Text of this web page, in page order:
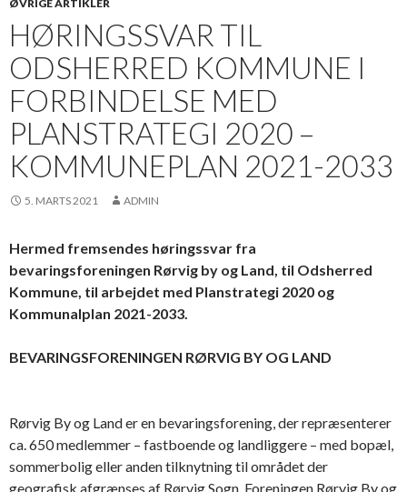
ØVRIGE ARTIKLER
HØRINGSSVAR TIL
ODSHERRED KOMMUNE I
FORBINDELSE MED
PLANSTRATEGI 2020 –
KOMMUNEPLAN 2021-2033
5. MARTS 2021 ADMIN
Hermed fremsendes høringssvar fra
bevaringsforeningen Rørvig by og Land, til Odsherred
Kommune, til arbejdet med Planstrategi 2020 og
Kommunalplan 2021-2033.
BEVARINGSFORENINGEN RØRVIG BY OG LAND
Rørvig By og Land er en bevaringsforening, der repræsenterer
ca. 650 medlemmer – fastboende og landliggere – med bopæl,
sommerbolig eller anden tilknytning til området der
geografisk afgrænses af Rørvig Sogn. Foreningen Rørvig By og